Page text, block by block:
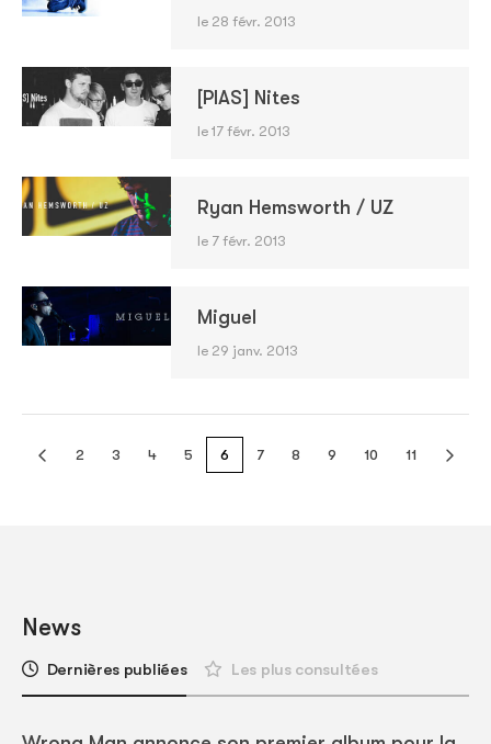
le 28 févr. 2013
[PIAS] Nites
le 17 févr. 2013
Ryan Hemsworth / UZ
le 7 févr. 2013
Miguel
le 29 janv. 2013
2 3 4 5 6 7 8 9 10 11
News
Dernières publiées Les plus consultées